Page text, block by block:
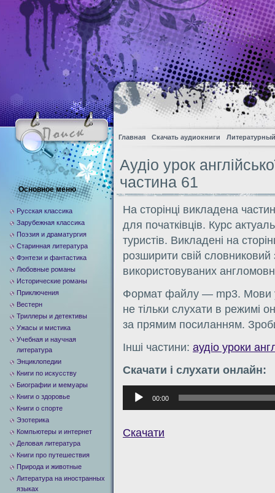
Главная Скачать аудиокниги
Аудіо урок
частина 61
На сторінці викладена
для початківців. Курс
туристів. Викладені на
розширити свій словниковий
використовуваних
Формат файлу — mp3. Мови
не тільки слухати в режимі
за прямим посиланням.
Інші частини: аудіо уроки
Скачати і слухати онлайн:
Аудиоплеер
00:00
Скачати
Основное меню
Русская классика
Зарубежная классика
Поэзия и драматургия
Старинная литература
Фэнтези и фантастика
Любовные романы
Исторические романы
Приключения
Вестерн
Триллеры и детективы
Ужасы и мистика
Учебная и научная
литература
Энциклопедии
Книги по искусству
Биографии и мемуары
Книги о здоровье
Книги о спорте
Эзотерика
Компьютеры и интернет
Деловая литература
Книги про путешествия
Природа и животные
Литература на иностранных
языках